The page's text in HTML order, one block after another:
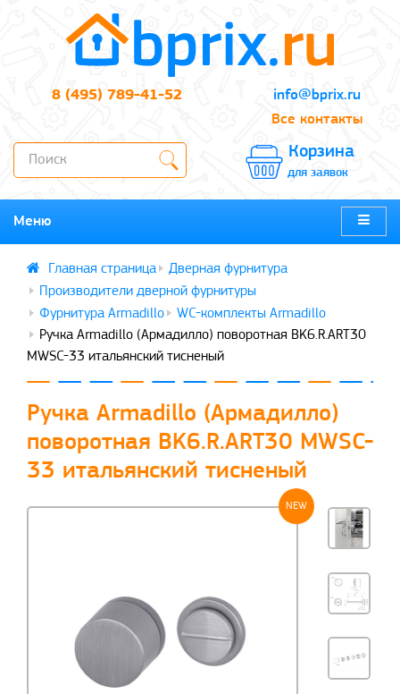
8 (495) 789-41-52
info@bprix.ru
Все контакты
Корзина
для заявок
Меню
Дверная фурнитура
Производители дверной фурнитуры
Фурнитура Armadillo
WC-комплекты Armadillo
Ручка Armadillo (Армадилло) поворотная BK6.R.ART30
MWSC-33 итальянский тисненый
Ручка Armadillo (Армадилло)
поворотная BK6.R.ART30 MWSC-
33 итальянский тисненый
NEW